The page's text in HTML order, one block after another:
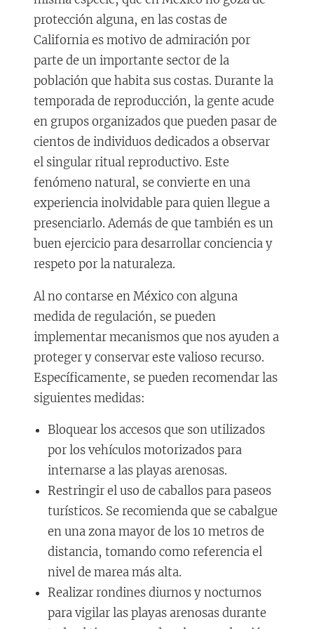
protección alguna, en las costas de
California es motivo de admiración por
parte de un importante sector de la
población que habita sus costas. Durante la
temporada de reproducción, la gente acude
en grupos organizados que pueden pasar de
cientos de individuos dedicados a observar
el singular ritual reproductivo. Este
fenómeno natural, se convierte en una
experiencia inolvidable para quien llegue a
presenciarlo. Además de que también es un
buen ejercicio para desarrollar conciencia y
respeto por la naturaleza.
Al no contarse en México con alguna
medida de regulación, se pueden
implementar mecanismos que nos ayuden a
proteger y conservar este valioso recurso.
Específicamente, se pueden recomendar las
siguientes medidas:
Bloquear los accesos que son utilizados
por los vehículos motorizados para
internarse a las playas arenosas.
Restringir el uso de caballos para paseos
turísticos. Se recomienda que se cabalgue
en una zona mayor de los 10 metros de
distancia, tomando como referencia el
nivel de marea más alta.
Realizar rondines diurnos y nocturnos
para vigilar las playas arenosas durante